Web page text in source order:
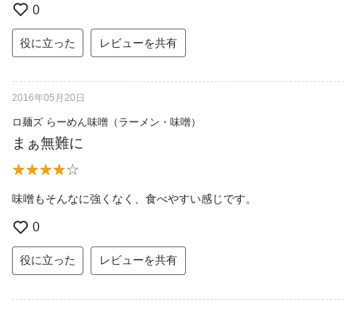
0
役に立った レビューを共有
2016年05月20日
ロ麺ズ らーめん味噌（ラーメン・味噌）
まぁ無難に
味噌もそんなに強くなく、食べやすい感じです。
0
役に立った レビューを共有